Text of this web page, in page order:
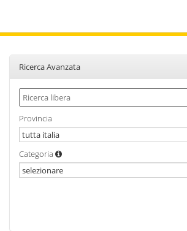
Ricerca Avanzata
Provincia
Categoria